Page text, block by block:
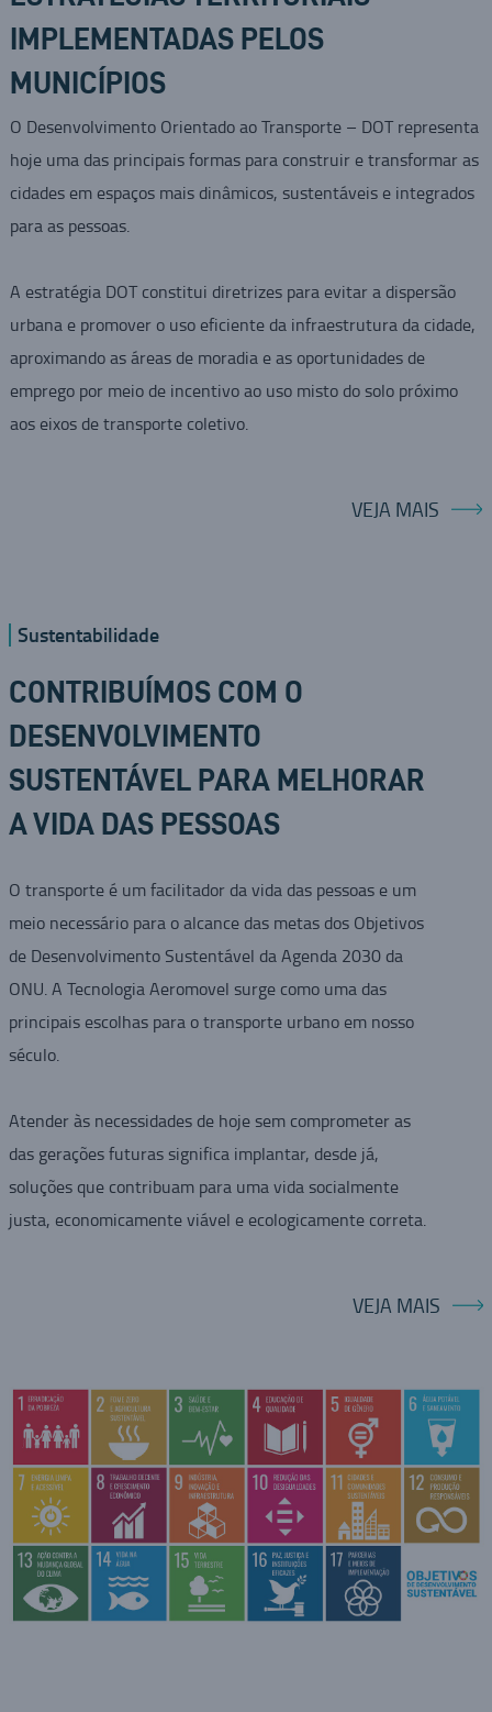
IMPLEMENTADAS PELOS
MUNICÍPIOS
O Desenvolvimento Orientado ao Transporte – DOT representa
hoje uma das principais formas para construir e transformar as
cidades em espaços mais dinâmicos, sustentáveis e integrados
para as pessoas.
A estratégia DOT constitui diretrizes para evitar a dispersão
urbana e promover o uso eficiente da infraestrutura da cidade,
aproximando as áreas de moradia e as oportunidades de
emprego por meio de incentivo ao uso misto do solo próximo
aos eixos de transporte coletivo.
VEJA MAIS
Sustentabilidade
CONTRIBUÍMOS COM O
DESENVOLVIMENTO
SUSTENTÁVEL PARA MELHORAR
A VIDA DAS PESSOAS
O transporte é um facilitador da vida das pessoas e um
meio necessário para o alcance das metas dos Objetivos
de Desenvolvimento Sustentável da Agenda 2030 da
ONU. A Tecnologia Aeromovel surge como uma das
principais escolhas para o transporte urbano em nosso
século.
Atender às necessidades de hoje sem comprometer as
das gerações futuras significa implantar, desde já,
soluções que contribuam para uma vida socialmente
justa, economicamente viável e ecologicamente correta.
VEJA MAIS